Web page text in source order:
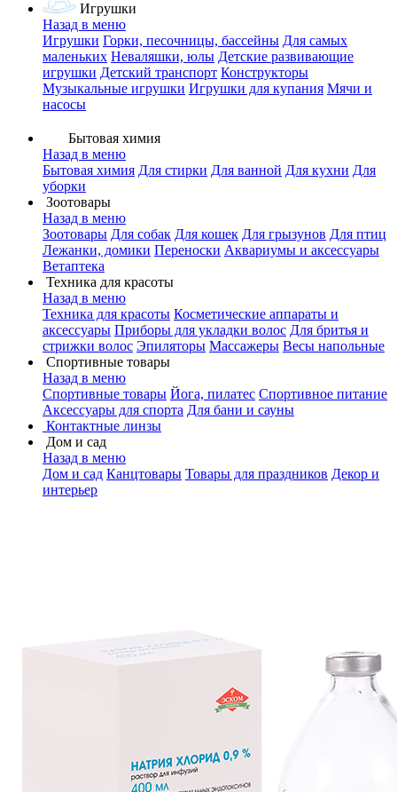
Игрушки
Назад в меню
Игрушки Горки, песочницы, бассейны Для самых
маленьких Неваляшки, юлы Детские развивающие
игрушки Детский транспорт Конструкторы
Музыкальные игрушки Игрушки для купания Мячи и
насосы
Бытовая химия
Назад в меню
Бытовая химия Для стирки Для ванной Для кухни Для
уборки
Зоотовары
Назад в меню
Зоотовары Для собак Для кошек Для грызунов Для птиц
Лежанки, домики Переноски Аквариумы и аксессуары
Ветаптека
Техника для красоты
Назад в меню
Техника для красоты Косметические аппараты и
аксессуары Приборы для укладки волос Для бритья и
стрижки волос Эпиляторы Массажеры Весы напольные
Спортивные товары
Назад в меню
Спортивные товары Йога, пилатес Спортивное питание
Аксессуары для спорта Для бани и сауны
Контактные линзы
Дом и сад
Назад в меню
Дом и сад Канцтовары Товары для праздников Декор и
интерьер